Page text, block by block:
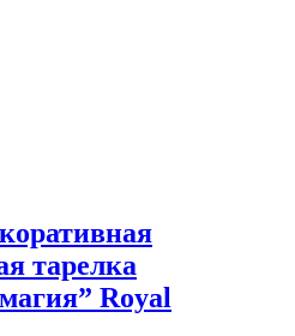
тарелка
Royal